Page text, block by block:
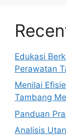
Edukasi
Perawatan
Menilai
Tambang
Panduan
Analisis